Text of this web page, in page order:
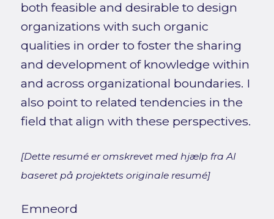
both feasible and desirable to design
organizations with such organic
qualities in order to foster the sharing
and development of knowledge within
and across organizational boundaries. I
also point to related tendencies in the
field that align with these perspectives.
[Dette resumé er omskrevet med hjælp fra AI
baseret på projektets originale resumé]
Emneord